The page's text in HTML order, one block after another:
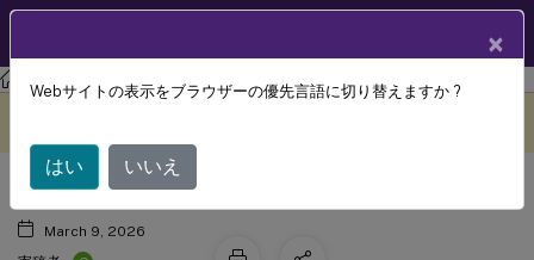
ストアフロント StoreFront の現在のリリース
モダンエクスペリエンス
March 9, 2026
×
Webサイトの表示をブラウザーの優先言語に切り替えますか ?
はい いいえ